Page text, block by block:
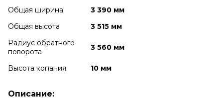
Общая ширина
3 390 мм
Общая высота
3 515 мм
Радиус обратного
поворота
3 560 мм
Высота копания 10 мм
Описание: